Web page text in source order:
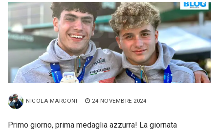
NICOLA MARCONI 24 NOVEMBRE 2024
Primo giorno, prima medaglia azzurra! La giornata